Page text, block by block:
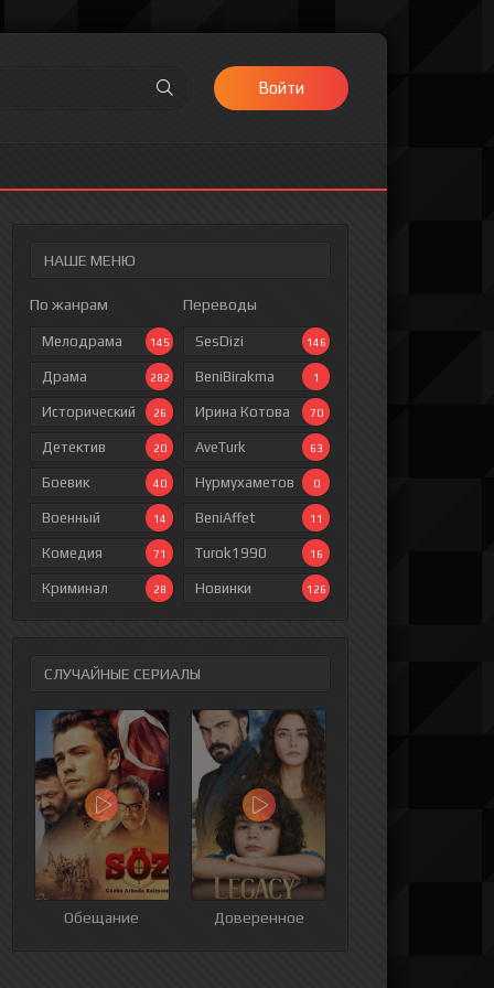
Войти
НАШЕ МЕНЮ
По жанрам
Мелодрама 145
Драма 282
Исторический 26
Детектив 20
Боевик 40
Военный 14
Комедия 71
Криминал 28
Переводы
SesDizi 146
BeniBirakma 1
Ирина Котова 70
AveTurk 63
Нурмухаметов 0
BeniAffet 11
Turok1990 16
Новинки 126
СЛУЧАЙНЫЕ СЕРИАЛЫ
Обещание Доверенное
9 серия 10 серия 11 серия